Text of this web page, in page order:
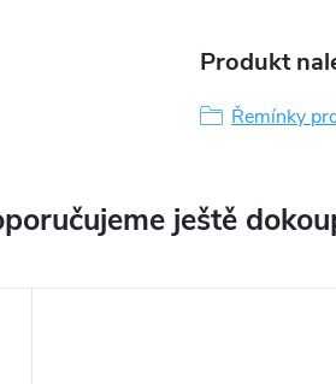
Produkt
Řemínky
ještě